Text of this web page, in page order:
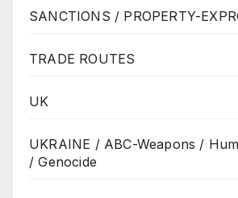
SANCTIONS / PROPERTY-
TRADE ROUTES
UK
UKRAINE / ABC-Weapons /
/ Genocide